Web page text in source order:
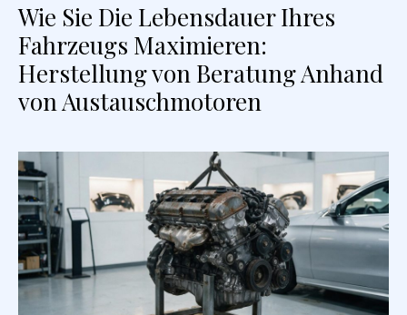
Wie Sie Die Lebensdauer Ihres
Fahrzeugs Maximieren:
Herstellung von Beratung Anhand
von Austauschmotoren